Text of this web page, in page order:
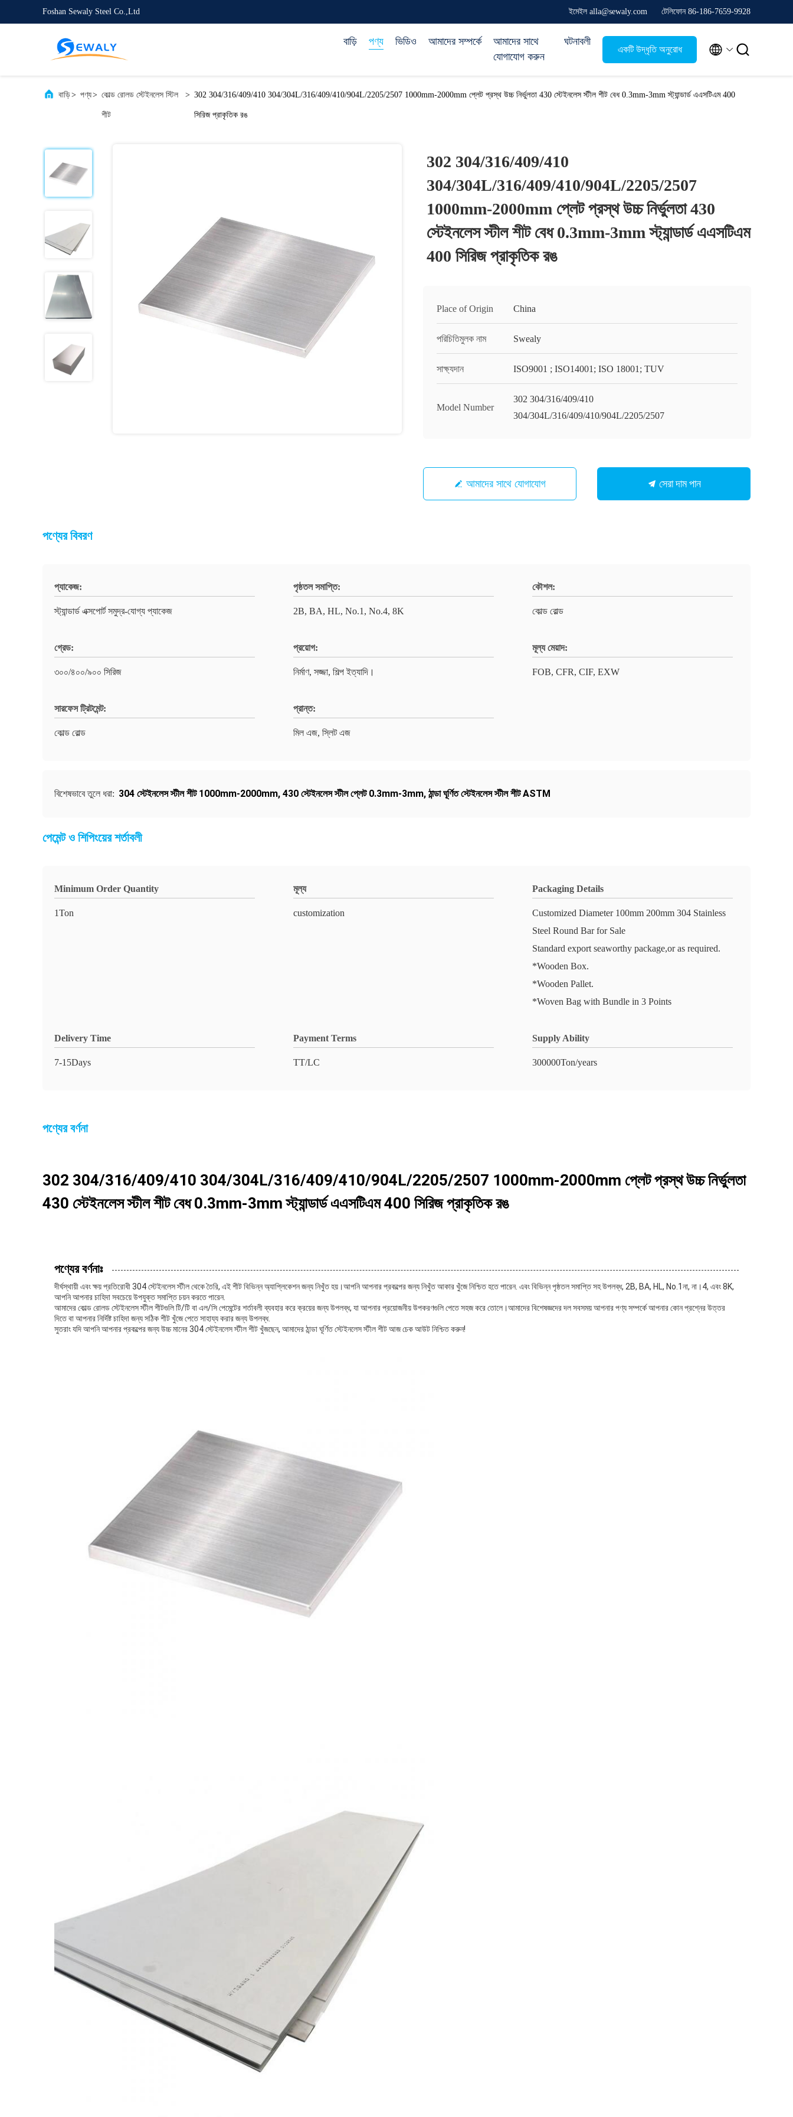
Foshan Sewaly Steel Co.,Ltd ইমেইল alla@sewaly.com টেলিফোন 86-186-7659-9928
বাড়ি পণ্য ভিডিও আমাদের সম্পর্কে
আমাদের সাথে
যোগাযোগ করুন
ঘটনাবলী
একটি উদ্ধৃতি অনুরোধ  
বাড়ি> পণ্য> কোল্ড রোলড স্টেইনলেস স্টিল
শীট
> 302 304/316/409/410 304/304L/316/409/410/904L/2205/2507 1000mm-2000mm প্লেট প্রস্থ উচ্চ নির্ভুলতা 430 স্টেইনলেস স্টীল শীট বেধ 0.3mm-3mm স্ট্যান্ডার্ড এএসটিএম 400
সিরিজ প্রাকৃতিক রঙ
302 304/316/409/410
304/304L/316/409/410/904L/2205/2507
1000mm-2000mm প্লেট প্রস্থ উচ্চ নির্ভুলতা 430
স্টেইনলেস স্টীল শীট বেধ 0.3mm-3mm স্ট্যান্ডার্ড এএসটিএম
400 সিরিজ প্রাকৃতিক রঙ
Place of Origin China
পরিচিতিমুলক নাম Swealy
সাক্ষ্যদান ISO9001 ; ISO14001; ISO 18001; TUV
Model Number
302 304/316/409/410
304/304L/316/409/410/904L/2205/2507
আমাদের সাথে যোগাযোগ সেরা দাম পান
পণ্যের বিবরণ
প্যাকেজ:
স্ট্যান্ডার্ড এক্সপোর্ট সমুদ্র-যোগ্য প্যাকেজ
পৃষ্ঠতল সমাপ্তি:
2B, BA, HL, No.1, No.4, 8K
কৌশল:
কোল্ড রোল্ড
গ্রেড:
৩০০/৪০০/৯০০ সিরিজ
প্রয়োগ:
নির্মাণ, সজ্জা, শিল্প ইত্যাদি।
মূল্য মেয়াদ:
FOB, CFR, CIF, EXW
সারফেস ট্রিটমেন্ট:
কোল্ড রোল্ড
প্রান্ত:
মিল এজ, স্লিট এজ
বিশেষভাবে তুলে ধরা: 304 স্টেইনলেস স্টীল শীট 1000mm-2000mm, 430 স্টেইনলেস স্টীল প্লেট 0.3mm-3mm, ঠান্ডা ঘূর্ণিত স্টেইনলেস স্টীল শীট ASTM
পেমেন্ট ও শিপিংয়ের শর্তাবলী
Minimum Order Quantity
1Ton
মূল্য
customization
Packaging Details
Customized Diameter 100mm 200mm 304 Stainless
Steel Round Bar for Sale
Standard export seaworthy package,or as required.
*Wooden Box.
*Wooden Pallet.
*Woven Bag with Bundle in 3 Points
Delivery Time
7-15Days
Payment Terms
TT/LC
Supply Ability
300000Ton/years
পণ্যের বর্ণনা
302 304/316/409/410 304/304L/316/409/410/904L/2205/2507 1000mm-2000mm প্লেট প্রস্থ উচ্চ নির্ভুলতা
430 স্টেইনলেস স্টীল শীট বেধ 0.3mm-3mm স্ট্যান্ডার্ড এএসটিএম 400 সিরিজ প্রাকৃতিক রঙ
পণ্যের বর্ণনাঃ
দীর্ঘস্থায়ী এবং ক্ষয় প্রতিরোধী 304 স্টেইনলেস স্টীল থেকে তৈরি, এই শীট বিভিন্ন অ্যাপ্লিকেশন জন্য নিখুঁত হয়।আপনি আপনার প্রকল্পের জন্য নিখুঁত আকার খুঁজে নিশ্চিত হতে পারেন. এবং বিভিন্ন পৃষ্ঠতল সমাপ্তি সহ উপলব্ধ, 2B, BA, HL, No.1না, না।4, এবং 8K,
আপনি আপনার চাহিদা সবচেয়ে উপযুক্ত সমাপ্তি চয়ন করতে পারেন.
আমাদের কোল্ড রোলড স্টেইনলেস স্টীল শীটগুলি টি/টি বা এল/সি পেমেন্টের শর্তাবলী ব্যবহার করে ক্রয়ের জন্য উপলব্ধ, যা আপনার প্রয়োজনীয় উপকরণগুলি পেতে সহজ করে তোলে।আমাদের বিশেষজ্ঞদের দল সবসময় আপনার পণ্য সম্পর্কে আপনার কোন প্রশ্নের উত্তর
দিতে বা আপনার নির্দিষ্ট চাহিদা জন্য সঠিক শীট খুঁজে পেতে সাহায্য করার জন্য উপলব্ধ.
সুতরাং যদি আপনি আপনার প্রকল্পের জন্য উচ্চ মানের 304 স্টেইনলেস স্টীল শীট খুঁজছেন, আমাদের ঠান্ডা ঘূর্ণিত স্টেইনলেস স্টীল শীট আজ চেক আউট নিশ্চিত করুন!